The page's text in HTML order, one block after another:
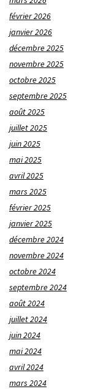
février 2026
janvier 2026
décembre 2025
novembre 2025
octobre 2025
septembre 2025
août 2025
juillet 2025
juin 2025
mai 2025
avril 2025
mars 2025
février 2025
janvier 2025
décembre 2024
novembre 2024
octobre 2024
septembre 2024
août 2024
juillet 2024
juin 2024
mai 2024
avril 2024
mars 2024